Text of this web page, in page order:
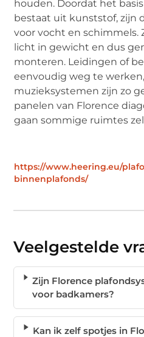
houden. Doordat het
bestaat uit kunststof, zijn
voor vocht en schimmels.
licht in gewicht en dus
monteren. Leidingen of
eenvoudig weg te
muzieksystemen zijn zo
panelen van Florence
gaan sommige ruimtes
https://www.heering.eu/
binnenplafonds/
Veelgestelde
Zijn Florence
voor badkamers?
Kan ik zelf spotjes in